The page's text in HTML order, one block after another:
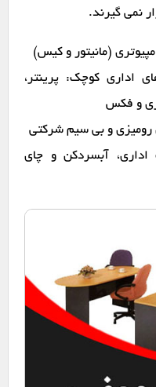
نمی گیرند.
(مانیتور و کیس)
اداری کوچک: پرینتر،
و فکس
رومیزی و بی سیم شرکتی
آبسردکن و چای